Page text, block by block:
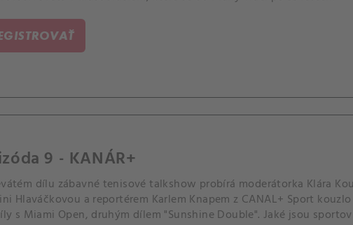
9 - KANÁR+
dílu zábavné tenisové talkshow probírá moderátorka Klára
Hlaváčkovou a reportérem Karlem Knapem z CANAL+ Sport
s Miami Open, druhým dílem "Sunshine Double". Jaké jsou